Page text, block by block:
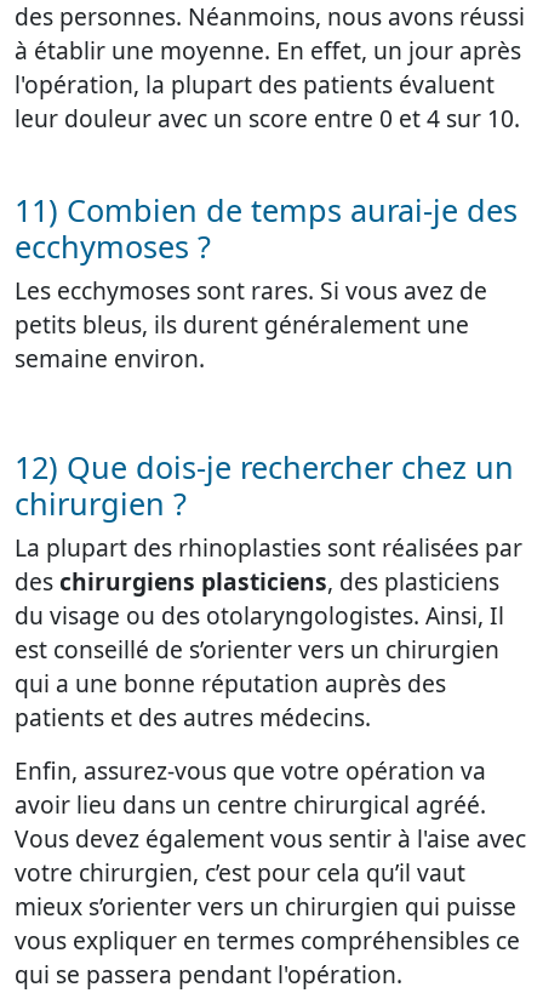
des personnes. Néanmoins, nous avons réussi
à établir une moyenne. En effet, un jour après
l'opération, la plupart des patients évaluent
leur douleur avec un score entre 0 et 4 sur 10.
11) Combien de temps aurai-je des
ecchymoses ?
Les ecchymoses sont rares. Si vous avez de
petits bleus, ils durent généralement une
semaine environ.
12) Que dois-je rechercher chez un
chirurgien ?
La plupart des rhinoplasties sont réalisées par
deschirurgiens plasticiens, des plasticiens
du visage ou des otolaryngologistes. Ainsi, Il
est conseillé de s’orienter vers un chirurgien
qui a une bonne réputation auprès des
patients et des autres médecins.
Enfin, assurez-vous que votre opération va
avoir lieu dans un centre chirurgical agréé.
Vous devez également vous sentir à l'aise avec
votre chirurgien, c’est pour cela qu’il vaut
mieux s’orienter vers un chirurgien qui puisse
vous expliquer en termes compréhensibles ce
qui se passera pendant l'opération.